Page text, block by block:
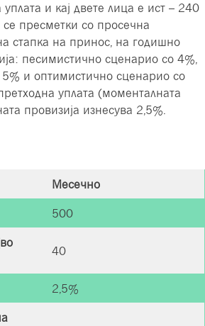
и кај двете лица е ист – 240
пресметки со просечна
стапка на принос, на годишно
песимистично сценарио со 4%,
и оптимистично сценарио со
уплата (моменталната
провизија изнесува 2,5%.
Месечно
500
40
2,5%